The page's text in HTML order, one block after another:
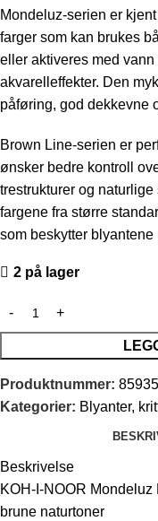
Mondeluz-serien er
farger som kan brukes
eller aktiveres med
akvarelleffekter. Den
påføring, god dekkevne
Brown Line-serien er
ønsker bedre kontroll
trestrukturer og
fargene fra større
som beskytter
2 på lager
Produktnummer:
Kategorier: Blyanter,
Beskrivelse
KOH-I-NOOR
brune naturtoner